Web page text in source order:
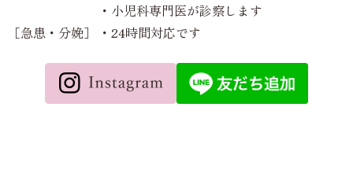
・小児科専門医が診察します
［急患・分娩］
・24時間対応です